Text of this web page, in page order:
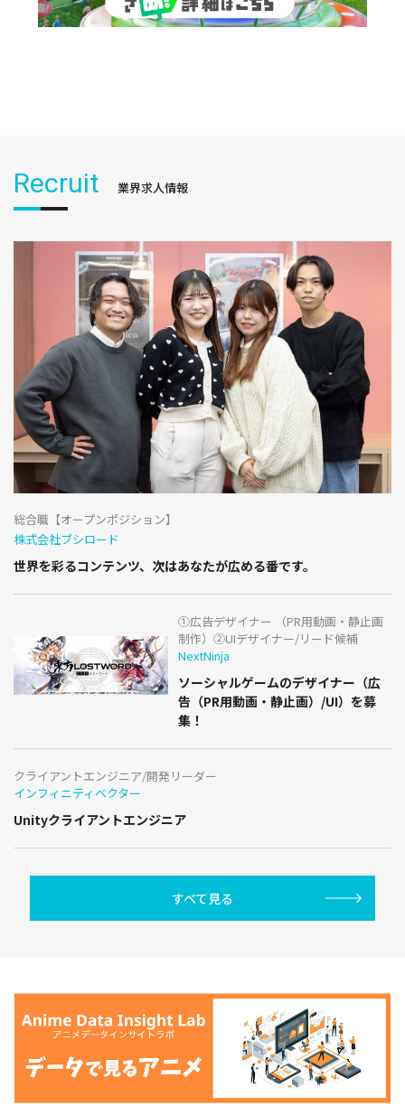
Recruit 業界求人情報
総合職【オープンポジション】
株式会社ブシロード
世界を彩るコンテンツ、次はあなたが広める番です。
①広告デザイナー （PR用動画・静止画
制作）②UIデザイナー/リード候補
NextNinja
ソーシャルゲームのデザイナー（広
告（PR用動画・静止画）/UI）を募
集！
クライアントエンジニア/開発リーダー
インフィニティベクター
Unityクライアントエンジニア
すべて見る